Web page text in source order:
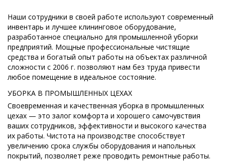
Наши сотрудники в своей работе используют современный
инвентарь и лучшее клининговое оборудование,
разработанное специально для промышленной уборки
предприятий. Мощные профессиональные чистящие
средства и богатый опыт работы на объектах различной
сложности с 2006 г. позволяют нам без труда привести
любое помещение в идеальное состояние.
УБОРКА В ПРОМЫШЛЕННЫХ ЦЕХАХ
Своевременная и качественная уборка в промышленных
цехах — это залог комфорта и хорошего самочувствия
ваших сотрудников, эффективности и высокого качества
их работы. Чистота на производстве способствует
увеличению срока службы оборудования и напольных
покрытий, позволяет реже проводить ремонтные работы.